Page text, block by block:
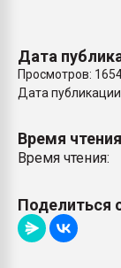
Дата
Просмотров:
Дата
Время чтения
Время чтения:
Поделиться